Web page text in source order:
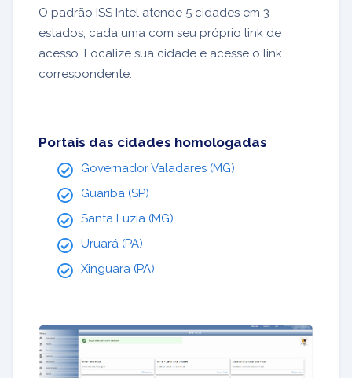
O padrão ISS Intel atende 5 cidades em 3
estados, cada uma com seu próprio link de
acesso. Localize sua cidade e acesse o link
correspondente.
Portais das cidades homologadas
Governador Valadares (MG)
Guariba (SP)
Santa Luzia (MG)
Uruará (PA)
Xinguara (PA)